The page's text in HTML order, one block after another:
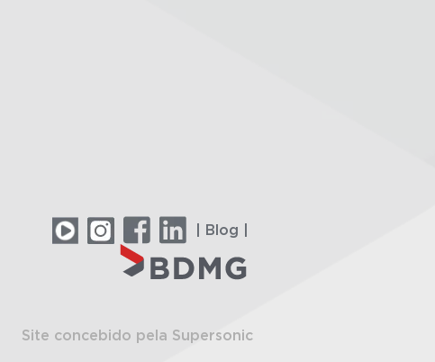
| Blog |
Site concebido pela Supersonic